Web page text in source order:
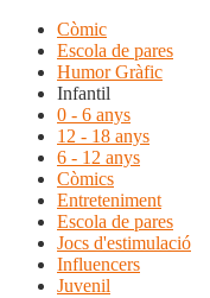
Còmic
Escola de pares
Humor Gràfic
Infantil
0 - 6 anys
12 - 18 anys
6 - 12 anys
Còmics
Entreteniment
Escola de pares
Jocs d'estimulació
Influencers
Juvenil